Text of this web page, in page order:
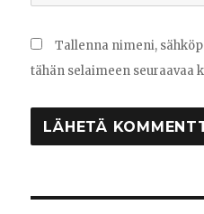
Tallenna nimeni,
tähän selaimeen